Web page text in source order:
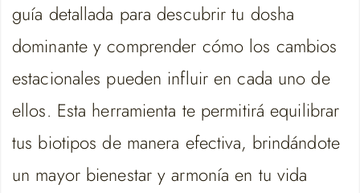
guía detallada para descubrir tu dosha
dominante y comprender cómo los cambios
estacionales pueden influir en cada uno de
ellos. Esta herramienta te permitirá equilibrar
tus biotipos de manera efectiva, brindándote
un mayor bienestar y armonía en tu vida